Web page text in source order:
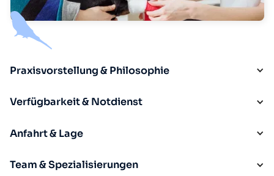
Praxisvorstellung & Philosophie
Verfügbarkeit & Notdienst
Anfahrt & Lage
Team & Spezialisierungen